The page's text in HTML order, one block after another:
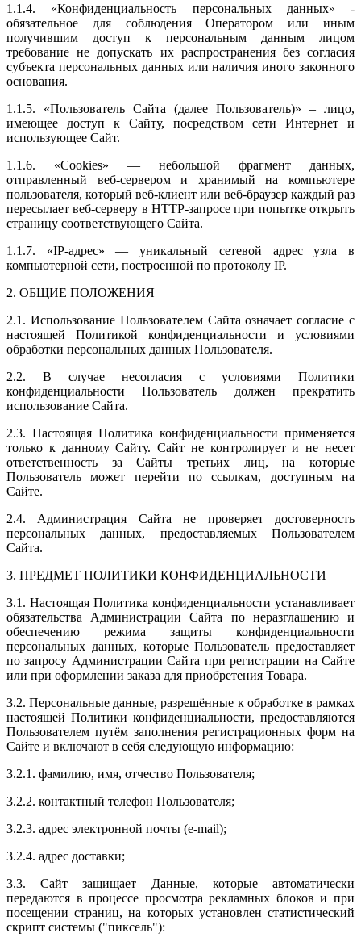
1.1.4. «Конфиденциальность персональных данных» -
обязательное для соблюдения Оператором или иным
получившим доступ к персональным данным лицом
требование не допускать их распространения без согласия
субъекта персональных данных или наличия иного законного
основания.
1.1.5. «Пользователь Сайта (далее Пользователь)» – лицо,
имеющее доступ к Сайту, посредством сети Интернет и
использующее Сайт.
1.1.6. «Cookies» — небольшой фрагмент данных,
отправленный веб-сервером и хранимый на компьютере
пользователя, который веб-клиент или веб-браузер каждый раз
пересылает веб-серверу в HTTP-запросе при попытке открыть
страницу соответствующего Сайта.
1.1.7. «IP-адрес» — уникальный сетевой адрес узла в
компьютерной сети, построенной по протоколу IP.
2. ОБЩИЕ ПОЛОЖЕНИЯ
2.1. Использование Пользователем Сайта означает согласие с
настоящей Политикой конфиденциальности и условиями
обработки персональных данных Пользователя.
2.2. В случае несогласия с условиями Политики
конфиденциальности Пользователь должен прекратить
использование Сайта.
2.3. Настоящая Политика конфиденциальности применяется
только к данному Сайту. Сайт не контролирует и не несет
ответственность за Сайты третьих лиц, на которые
Пользователь может перейти по ссылкам, доступным на
Сайте.
2.4. Администрация Сайта не проверяет достоверность
персональных данных, предоставляемых Пользователем
Сайта.
3. ПРЕДМЕТ ПОЛИТИКИ КОНФИДЕНЦИАЛЬНОСТИ
3.1. Настоящая Политика конфиденциальности устанавливает
обязательства Администрации Сайта по неразглашению и
обеспечению режима защиты конфиденциальности
персональных данных, которые Пользователь предоставляет
по запросу Администрации Сайта при регистрации на Сайте
или при оформлении заказа для приобретения Товара.
3.2. Персональные данные, разрешённые к обработке в рамках
настоящей Политики конфиденциальности, предоставляются
Пользователем путём заполнения регистрационных форм на
Сайте и включают в себя следующую информацию:
3.2.1. фамилию, имя, отчество Пользователя;
3.2.2. контактный телефон Пользователя;
3.2.3. адрес электронной почты (e-mail);
3.2.4. адрес доставки;
3.3. Сайт защищает Данные, которые автоматически
передаются в процессе просмотра рекламных блоков и при
посещении страниц, на которых установлен статистический
скрипт системы ("пиксель"):